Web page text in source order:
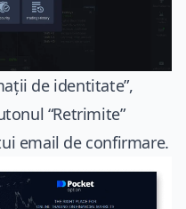
de identitate”,
“Retrimite”
email de confirmare.